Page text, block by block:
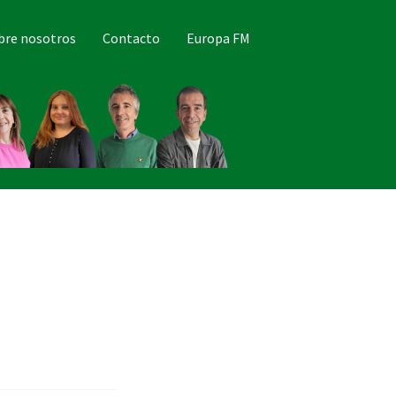
nosotros Contacto Europa FM